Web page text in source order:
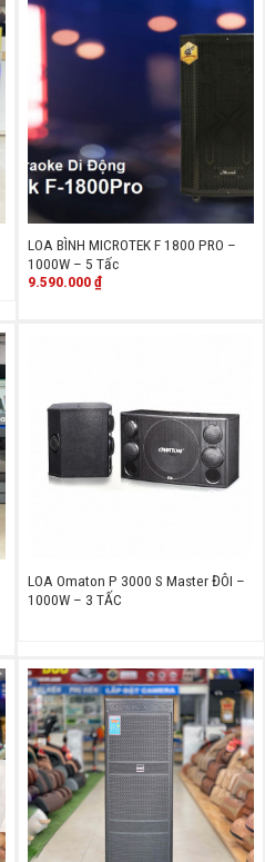
LOA BÌNH MICROTEK F 1800 PRO –
1000W – 5 Tấc
9.590.000₫
LOA Omaton P 3000 S Master ĐÔI –
1000W – 3 TẤC